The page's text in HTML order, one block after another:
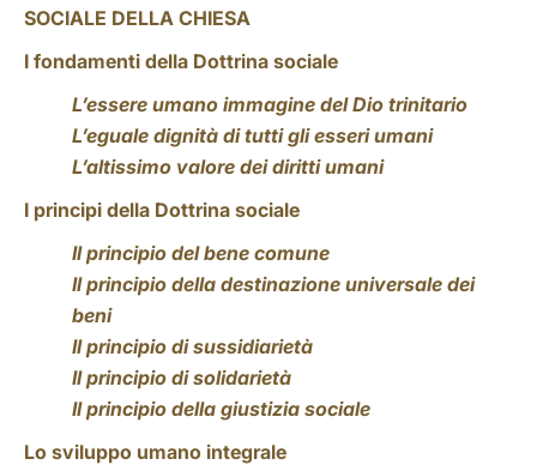
SOCIALE DELLA CHIESA
I fondamenti della Dottrina sociale
L’essere umano immagine del Dio trinitario
L’eguale dignità di tutti gli esseri umani
L’altissimo valore dei diritti umani
I principi della Dottrina sociale
Il principio del bene comune
Il principio della destinazione universale dei
beni
Il principio di sussidiarietà
Il principio di solidarietà
Il principio della giustizia sociale
Lo sviluppo umano integrale